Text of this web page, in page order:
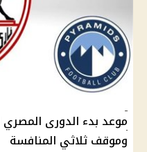
وموقف ثلاثي المنافسة